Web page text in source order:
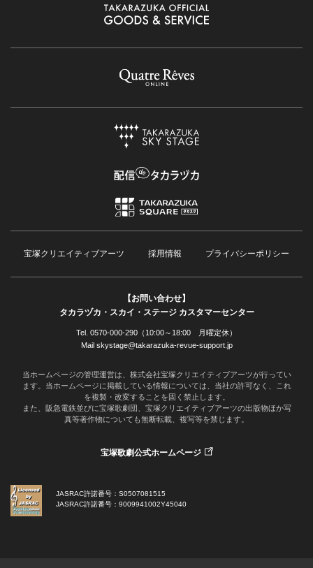
宝塚クリエイティブアーツ 採用情報 プライバシーポリシー
【お問い合わせ】
タカラヅカ・スカイ・ステージ カスタマーセンター
Tel. 0570-000-290（10:00～18:00 月曜定休）
Mail skystage@takarazuka-revue-support.jp
当ホームページの管理運営は、株式会社宝塚クリエイティブアーツが行ってい
ます。当ホームページに掲載している情報については、当社の許可なく、これ
を複製・改変することを固く禁止します。
また、阪急電鉄並びに宝塚歌劇団、宝塚クリエイティブアーツの出版物ほか写
真等著作物についても無断転載、複写等を禁じます。
宝塚歌劇公式ホームページ
JASRAC許諾番号：S0507081515
JASRAC許諾番号：9009941002Y45040